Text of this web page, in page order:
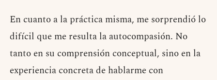
En cuanto a la práctica misma, me sorprendió lo
difícil que me resulta la autocompasión. No
tanto en su comprensión conceptual, sino en la
experiencia concreta de hablarme con